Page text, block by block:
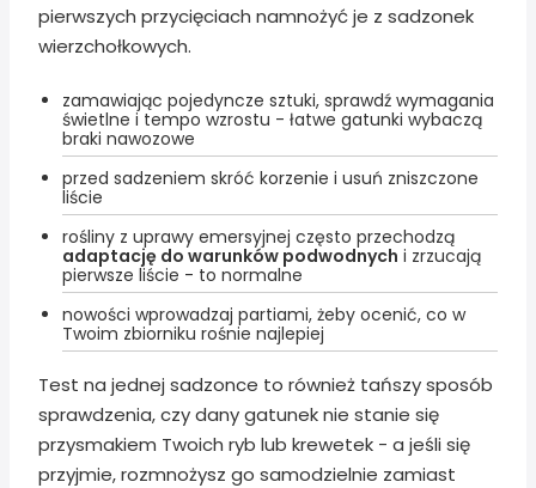
pierwszych przycięciach namnożyć je z sadzonek
wierzchołkowych.
zamawiając pojedyncze sztuki, sprawdź wymagania
świetlne i tempo wzrostu - łatwe gatunki wybaczą
braki nawozowe
przed sadzeniem skróć korzenie i usuń zniszczone
liście
rośliny z uprawy emersyjnej często przechodzą
adaptację do warunków podwodnych i zrzucają
pierwsze liście - to normalne
nowości wprowadzaj partiami, żeby ocenić, co w
Twoim zbiorniku rośnie najlepiej
Test na jednej sadzonce to również tańszy sposób
sprawdzenia, czy dany gatunek nie stanie się
przysmakiem Twoich ryb lub krewetek - a jeśli się
przyjmie, rozmnożysz go samodzielnie zamiast